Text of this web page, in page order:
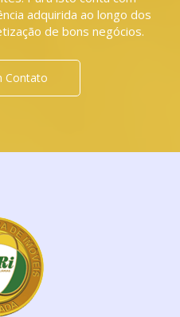
adquirida ao longo dos
de bons negócios.
Contato